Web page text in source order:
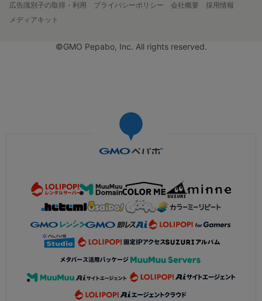
広告識別子の取得・利用
プライバシーポリシー 会社概要
採用情報
メディアキット
©GMO Pepabo, Inc. All rights reserved.